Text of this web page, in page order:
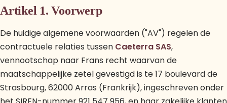
Artikel 1. Voorwerp
De huidige algemene voorwaarden ("AV") regelen de
contractuele relaties tussen Caeterra SAS,
vennootschap naar Frans recht waarvan de
maatschappelijke zetel gevestigd is te 17 boulevard de
Strasbourg, 62000 Arras (Frankrijk), ingeschreven onder